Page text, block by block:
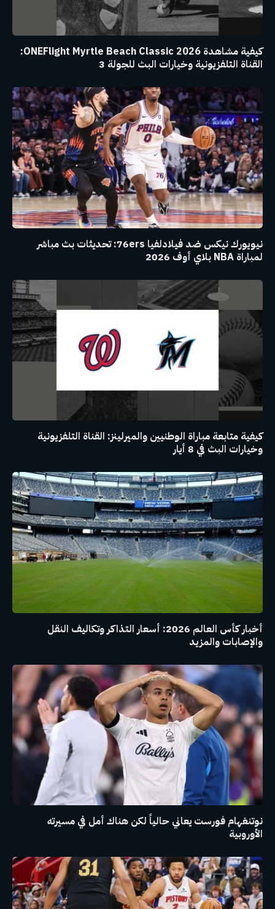
كيفية مشاهدة ONEFlight Myrtle Beach Classic 2026:
القناة التلفزيونية وخيارات البث للجولة 3
نيويورك نيكس ضد فيلادلفيا 76ers: تحديثات بث مباشر
لمباراة NBA بلاي أوف 2026
كيفية متابعة مباراة الوطنيين والميرلينز: القناة التلفزيونية
وخيارات البث في 8 أيار
أخبار كأس العالم 2026: أسعار التذاكر وتكاليف النقل
والإصابات والمزيد
نوتنغهام فورست يعاني حالياً لكن هناك أمل في مسيرته
الأوروبية